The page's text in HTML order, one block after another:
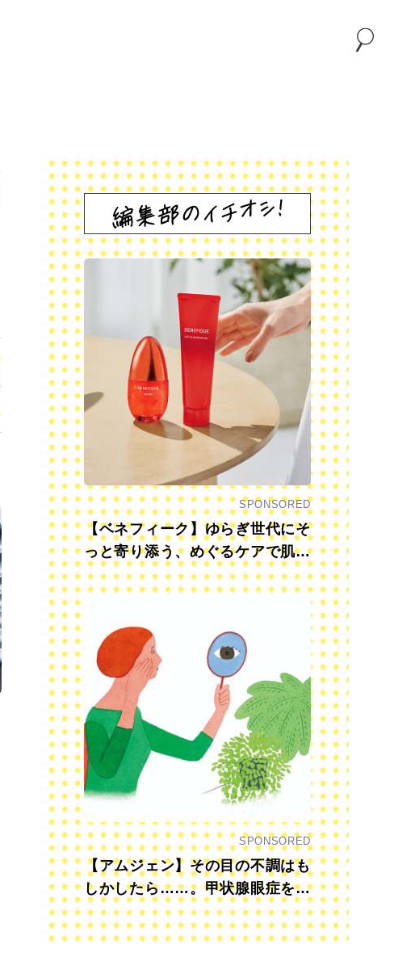
SPONSORED
【ベネフィーク】ゆらぎ世代にそ
っと寄り添う、めぐるケアで肌も
心も前向きに
SPONSORED
【アムジェン】その目の不調はも
しかしたら……。甲状腺眼症を知
っていますか？